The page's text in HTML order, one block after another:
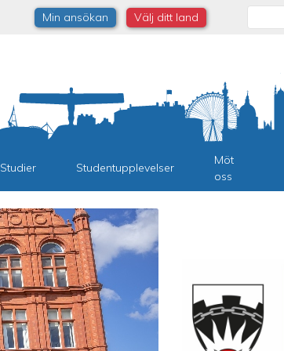
Min ansökan Välj ditt land
Studier Studentupplevelser
Möt
oss